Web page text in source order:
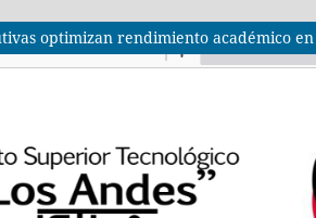
optimizan rendimiento académico